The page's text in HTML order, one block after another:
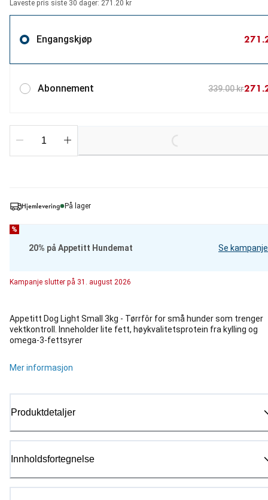
Hjemlevering På lager
%
20% på Appetitt Hundemat Se kampanje
Kampanje slutter på 31. august 2026
Appetitt Dog Light Small 3kg - Tørrfôr for små hunder som trenger
vektkontroll. Inneholder lite fett, høykvalitetsprotein fra kylling og
omega-3-fettsyrer
Mer informasjon
Produktdetaljer
Innholdsfortegnelse
Laveste pris siste 30 dager: 271.20 kr
Engangskjøp
Abonnement 339.00 kr
Loading...